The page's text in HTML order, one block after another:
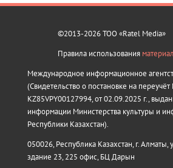
©2013-2026 ТОО «Ratel Media»
Правила использования
Международное информационное
(Свидетельство о постановке на
KZ85VPY00127994, от 02.09.2025 г.,
информации Министерства культуры и
Республики Казахстан).
050026, Республика Казахстан, г. Алматы,
здание 23, 225 офис, БЦ Дарын